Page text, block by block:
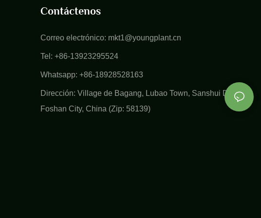
Contáctenos
Correo electrónico: mkt1@youngplant.cn
Tel: +86-13923295524
Whatsapp: +86-18928528163
Dirección: Village de Bagang, Lubao Town, Sanshui District,
Foshan City, China (Zip: 58139)